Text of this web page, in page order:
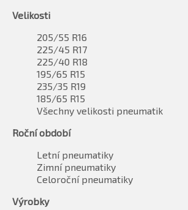
Velikosti
205/55 R16
225/45 R17
225/40 R18
195/65 R15
235/35 R19
185/65 R15
Všechny velikosti pneumatik
Roční období
Letní pneumatiky
Zimní pneumatiky
Celoroční pneumatiky
Výrobky